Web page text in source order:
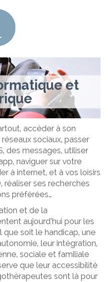
et
accéder à son
sociaux, passer
des messages, utiliser
naviguer sur votre
à internet, et à vos loisirs
réaliser ses recherches
préférées…
et de la
aujourd’hui pour les
que soit le handicap, une
leur intégration,
sociale et familiale
que leur accessibilité
sont là pour